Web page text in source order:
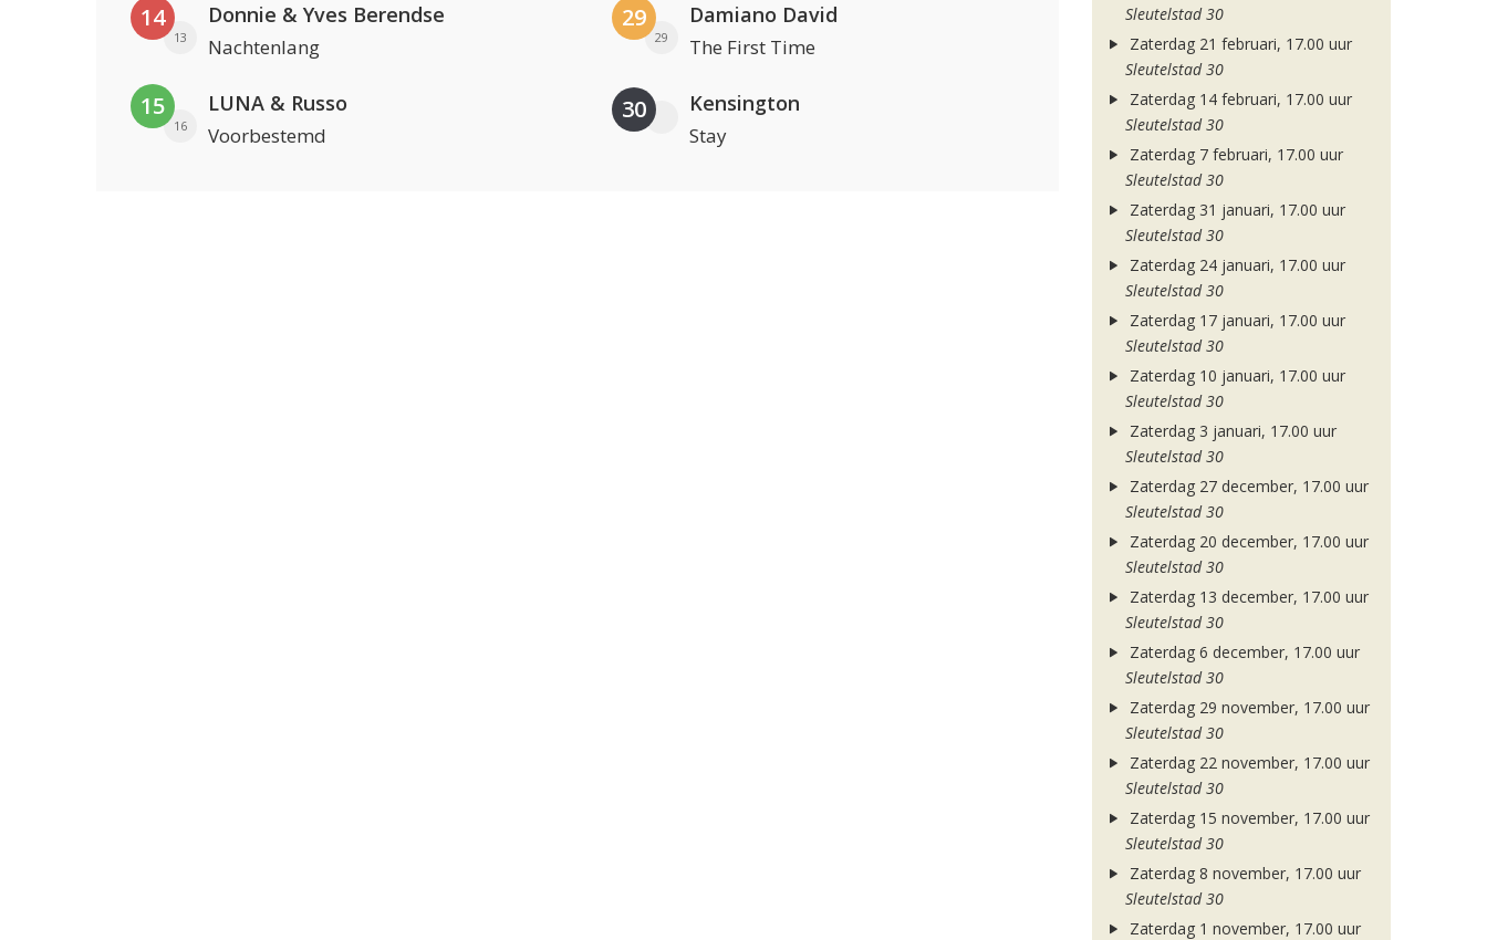
14
13
Donnie & Yves Berendse
Nachtenlang
15
16
LUNA & Russo
Voorbestemd
29
29
Damiano David
The First Time
30 Kensington
Stay
Sleutelstad 30
Zaterdag 21 februari, 17.00 uur
Sleutelstad 30
Zaterdag 14 februari, 17.00 uur
Sleutelstad 30
Zaterdag 7 februari, 17.00 uur
Sleutelstad 30
Zaterdag 31 januari, 17.00 uur
Sleutelstad 30
Zaterdag 24 januari, 17.00 uur
Sleutelstad 30
Zaterdag 17 januari, 17.00 uur
Sleutelstad 30
Zaterdag 10 januari, 17.00 uur
Sleutelstad 30
Zaterdag 3 januari, 17.00 uur
Sleutelstad 30
Zaterdag 27 december, 17.00 uur
Sleutelstad 30
Zaterdag 20 december, 17.00 uur
Sleutelstad 30
Zaterdag 13 december, 17.00 uur
Sleutelstad 30
Zaterdag 6 december, 17.00 uur
Sleutelstad 30
Zaterdag 29 november, 17.00 uur
Sleutelstad 30
Zaterdag 22 november, 17.00 uur
Sleutelstad 30
Zaterdag 15 november, 17.00 uur
Sleutelstad 30
Zaterdag 8 november, 17.00 uur
Sleutelstad 30
Zaterdag 1 november, 17.00 uur